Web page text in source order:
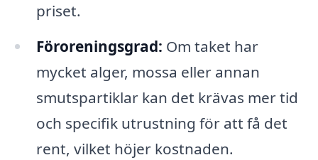
priset.
Föroreningsgrad: Om taket har
mycket alger, mossa eller annan
smutspartiklar kan det krävas mer tid
och specifik utrustning för att få det
rent, vilket höjer kostnaden.